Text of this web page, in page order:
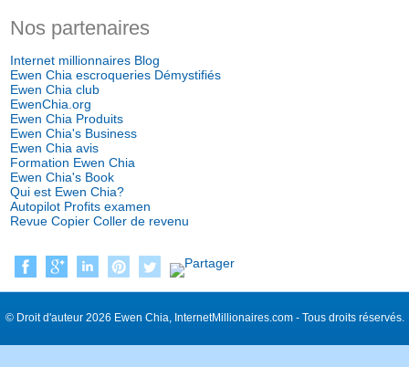
Nos partenaires
Internet millionnaires Blog
Ewen Chia escroqueries Démystifiés
Ewen Chia club
EwenChia.org
Ewen Chia Produits
Ewen Chia's Business
Ewen Chia avis
Formation Ewen Chia
Ewen Chia's Book
Qui est Ewen Chia?
Autopilot Profits examen
Revue Copier Coller de revenu
© Droit d'auteur 2026 Ewen Chia, InternetMillionaires.com - Tous droits réservés.